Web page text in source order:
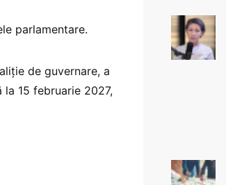
parlamentare.
de guvernare, a
15 februarie 2027,